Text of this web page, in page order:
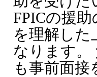
FPICの援
を理解し
なります。
も事前面接